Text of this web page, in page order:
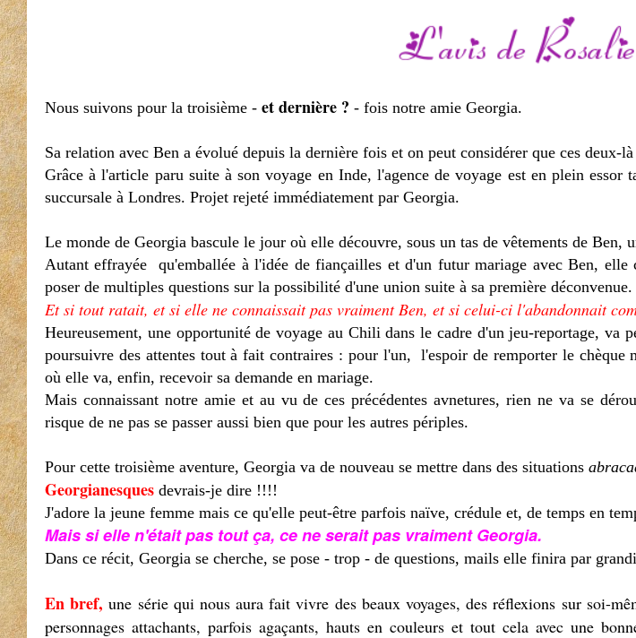
Nous suivons pour la troisième - et dernière ? - fois notre amie Georgia.
Sa relation avec Ben a évolué depuis la dernière fois et on peut considérer que ces deux-
Grâce à l'article paru suite à son voyage en Inde, l'agence de voyage est en plein essor
succursale à Londres. Projet rejeté immédiatement par Georgia.
Le monde de Georgia bascule le jour où elle découvre, sous un tas de vêtements de Ben,
Autant effrayée qu'emballée à l'idée de fiançailles et d'un futur mariage avec Ben, elle
poser de multiples questions sur la possibilité d'une union suite à sa première déconvenue.
Et si tout ratait, et si elle ne connaissait pas vraiment Ben, et si celui-ci l'abandonnait
Heureusement, une opportunité de voyage au Chili dans le cadre d'un jeu-reportage, va
poursuivre des attentes tout à fait contraires : pour l'un, l'espoir de remporter le chèque
où elle va, enfin, recevoir sa demande en mariage.
Mais connaissant notre amie et au vu de ces précédentes avnetures, rien ne va se
risque de ne pas se passer aussi bien que pour les autres périples.
Pour cette troisième aventure, Georgia va de nouveau se mettre dans des situations
Georgianesques devrais-je dire !!!!
J'adore la jeune femme mais ce qu'elle peut-être parfois naïve, crédule et, de temps en
Mais si elle n'était pas tout ça, ce ne serait pas vraiment Georgia.
Dans ce récit, Georgia se cherche, se pose - trop - de questions, mails elle finira par
En bref, une série qui nous aura fait vivre des beaux voyages, des réflexions sur soi-
personnages attachants, parfois agaçants, hauts en couleurs et tout cela avec une